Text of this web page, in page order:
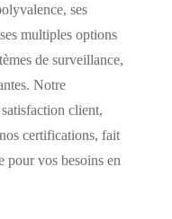
ses
multiples options
de surveillance,
Notre
client,
certifications, fait
pour vos besoins en